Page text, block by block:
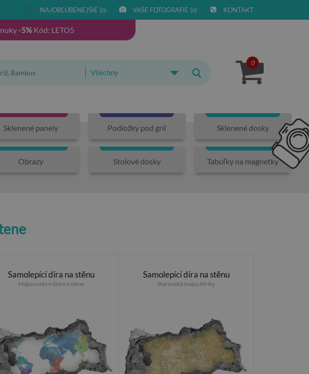
NAJOBĽÚBENEJŠIE (0) VAŠE FOTOGRAFIE (0) KONTAKT
-5% Kód: LETO5
Všechny
0
Sklenené panely Podložky pod gril Sklenené dosky
Obrazy Stolové dosky Tabuľky na magnetky
Samolepící díra na stěnu
Mapa sveta v diere v stene
Samolepící díra na stěnu
Staroveká mapa Afriky